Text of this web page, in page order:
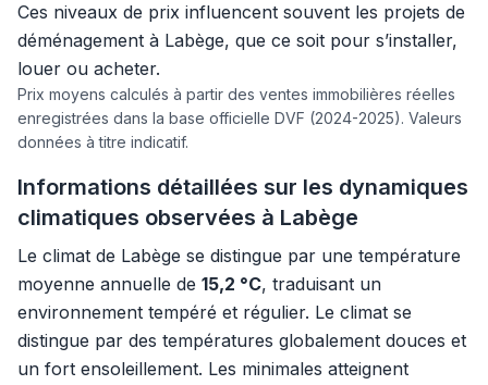
Ces niveaux de prix influencent souvent les projets de
déménagement à Labège, que ce soit pour s’installer,
louer ou acheter.
Prix moyens calculés à partir des ventes immobilières réelles
enregistrées dans la base officielle DVF (2024-2025). Valeurs
données à titre indicatif.
Informations détaillées sur les dynamiques
climatiques observées à Labège
Le climat de Labège se distingue par une température
moyenne annuelle de 15,2 °C, traduisant un
environnement tempéré et régulier. Le climat se
distingue par des températures globalement douces et
un fort ensoleillement. Les minimales atteignent